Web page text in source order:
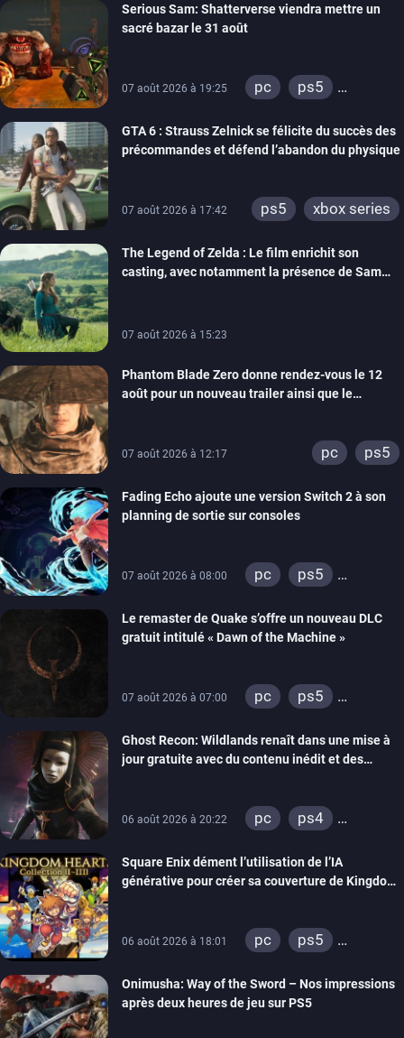
switch
ps4
Serious Sam: Shatterverse viendra mettre un
sacré bazar le 31 août
07 août 2026 à 19:25 pc
ps5
GTA 6 : Strauss Zelnick se félicite du succès des
précommandes et défend l’abandon du physique
07 août 2026 à 17:42 ps5 xbox series
The Legend of Zelda : Le film enrichit son
casting, avec notamment la présence de Sam
07 août 2026 à 15:23
Phantom Blade Zero donne rendez-vous le 12
août pour un nouveau trailer ainsi que le
07 août 2026 à 12:17 pc ps5
Fading Echo ajoute une version Switch 2 à son
planning de sortie sur consoles
07 août 2026 à 08:00 pc
ps5
Le remaster de Quake s’offre un nouveau DLC
gratuit intitulé « Dawn of the Machine »
07 août 2026 à 07:00 pc
ps5
switch
ps4
xbox one
Ghost Recon: Wildlands renaît dans une mise à
jour gratuite avec du contenu inédit et des
06 août 2026 à 20:22 pc
ps4
Square Enix dément l’utilisation de l’IA
générative pour créer sa couverture de Kingdom
06 août 2026 à 18:01 pc
ps5
switch 2
Onimusha: Way of the Sword – Nos impressions
après deux heures de jeu sur PS5